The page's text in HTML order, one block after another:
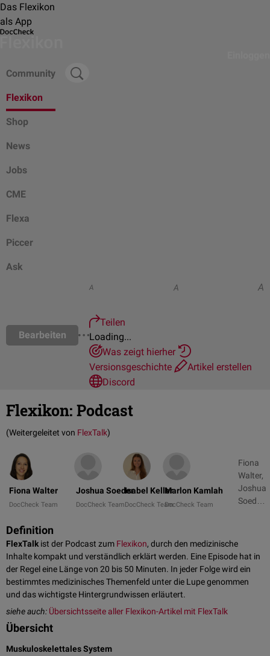
Das Flexikon
als App
Community
Flexikon
Shop
News
Jobs
CME
Flexa
Piccer
Ask
Bearbeiten
A A A
Teilen
Loading...
Was zeigt hierher
Versionsgeschichte
Artikel erstellen
Discord
Flexikon: Podcast
(Weitergeleitet von FlexTalk)
Fiona Walter
DocCheck Team
Joshua Soeder
DocCheck Team
Isabel Keller
DocCheck Team
Marlon Kamlah
DocCheck Team
Fiona
Walter,
Joshua
Soeder
Definition
FlexTalkist der Podcast zum Flexikon, durch den medizinische
Inhalte kompakt und verständlich erklärt werden. Eine Episode hat in
der Regel eine Länge von 20 bis 50 Minuten. In jeder Folge wird ein
bestimmtes medizinisches Themenfeld unter die Lupe genommen
und das wichtigste Hintergrundwissen erläutert.
siehe auch: Übersichtsseite aller Flexikon-Artikel mit FlexTalk
Übersicht
Muskuloskelettales System